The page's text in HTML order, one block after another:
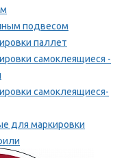
подвесом
паллет
самоклеящиеся -
самоклеящиеся-
для маркировки